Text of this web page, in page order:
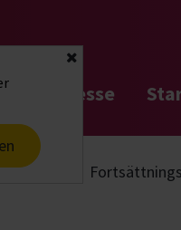
Stäng
intresse
Agility